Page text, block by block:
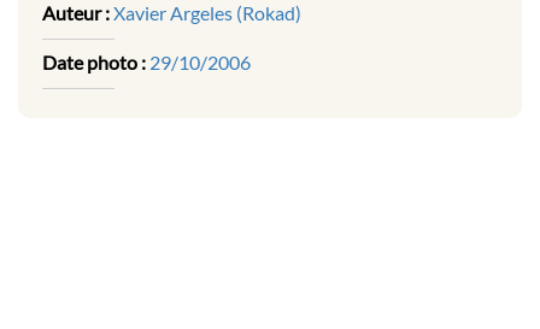
Auteur :Xavier Argeles (Rokad)
Date photo : 29/10/2006